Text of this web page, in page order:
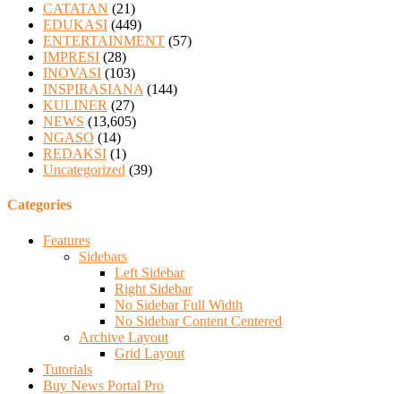
CATATAN (21)
EDUKASI (449)
ENTERTAINMENT (57)
IMPRESI (28)
INOVASI (103)
INSPIRASIANA (144)
KULINER (27)
NEWS (13,605)
NGASO (14)
REDAKSI (1)
Uncategorized (39)
Categories
Features
Sidebars
Left Sidebar
Right Sidebar
No Sidebar Full Width
No Sidebar Content Centered
Archive Layout
Grid Layout
Tutorials
Buy News Portal Pro